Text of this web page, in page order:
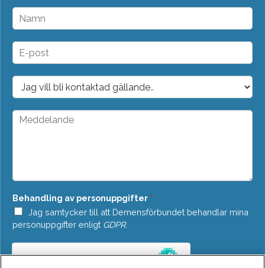
N
n
E
o
t
*
D
p
M
a
d
e
*
Behandling av personuppgifter *
Jag samtycker till att Demensförbundet behandlar mina
personuppgifter enligt GDPR.